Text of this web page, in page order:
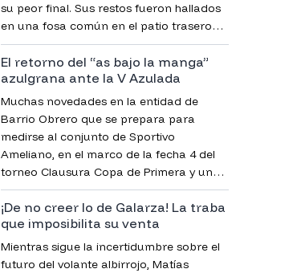
su peor final. Sus restos fueron hallados
en una fosa común en el patio trasero
del inmueble de la bisabuela del principal
sospechoso.
El retorno del “as bajo la manga”
azulgrana ante la V Azulada
Muchas novedades en la entidad de
Barrio Obrero que se prepara para
medirse al conjunto de Sportivo
Ameliano, en el marco de la fecha 4 del
torneo Clausura Copa de Primera y una
figura destacada sería parte de la
concentración.
¡De no creer lo de Galarza! La traba
que imposibilita su venta
Mientras sigue la incertidumbre sobre el
futuro del volante albirrojo, Matías